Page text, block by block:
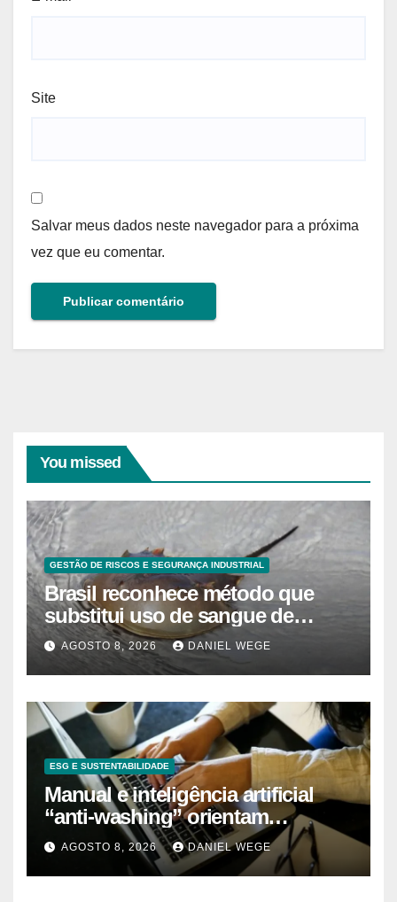
Site
Salvar meus dados neste navegador para a próxima
vez que eu comentar.
You missed
GESTÃO DE RISCOS E SEGURANÇA INDUSTRIAL
Brasil reconhece método que
substitui uso de sangue de
caranguejo-ferradura em testes
farmacêuticos
AGOSTO 8, 2026 DANIEL WEGE
ESG E SUSTENTABILIDADE
Manual e inteligência artificial
“anti-washing” orientam
empresas
AGOSTO 8, 2026 DANIEL WEGE